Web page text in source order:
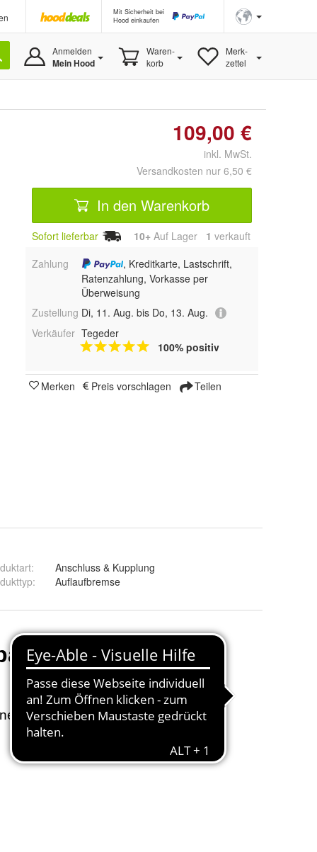
Mit Sicherheit bei
Hood einkaufen
Anmelden
Mein Hood
Waren-
korb
Merk-
zettel
109,00 €
inkl. MwSt.
Versandkosten nur 6,50 €
In den Warenkorb
Sofort lieferbar 10+ Auf Lager 1 verkauft
Zahlung
, Kreditkarte, Lastschrift,
Ratenzahlung, Vorkasse per
Überweisung
Zustellung Di, 11. Aug. bis Do, 13. Aug.
Verkäufer Tegeder
100% positiv
Merken Preis vorschlagen Teilen
:
Anschluss & Kupplung
: Auflaufbremse